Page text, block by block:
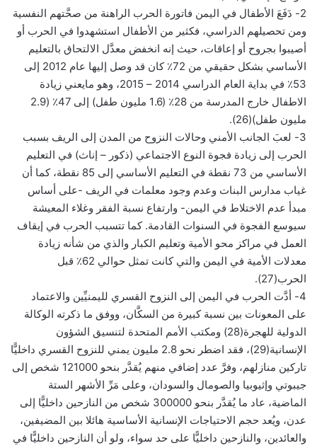
2- دَفَعَ الأطفال في اليمن فاتورة الحرب الراهنة من صحَّتهم النفسية
ومن تحصيلهم الدراسي، فكثير من الأطفال استشهدوا في الحرب أو
أصيبوا بجروح أو إعاقات، حيث إنه انخفض معدَّل الالتحاق بالتعليم
الأساسي بشكل حقيقي من 72٪ كان قد وصل إليها عام 2012 إلى
53٪ في بداية العام الدراسي 2014 – 2015، وهو مايعني زيادة
الاطفال خارج المدرسة من 28٪ (1.6 مليون طفل) إلى 47٪ (2.9
مليون طفل)(26).
3- لعبَ الجانب الأمني وحالات النزوح من المدن إلى الريف بسبب
الحرب إلى زيادة فجوة النوع الاجتماعي (ذكور – إناث) في التعليم
الأساسي من 73 نقطة في التعليم الأساسي إلى 85 نقطة، كما أن
غياب مدارس البنات وعدم وجود معلمات في الريف -على أساس
مبدأ عدم الاختلاط في اليمن- وارتفاع نسبة الفقر وغلاء المعيشة
سيوسع الفجوة في السنوات القادمة. كما تتسبب الحرب في إيقاف
العمل في مراكز محو الأمية وتعليم الكبار والذي من شأنه زيادة
معدلات الأمية في اليمن والتي كانت تمثل حوالي 62٪ قبل
الحرب(27).
4- أدَّت الحرب في اليمن إلى النزوح القسري لليمنيِّين والاعتماد
على المعونات بين نسبة كبيرة من السكَّان، ووفق ما ذكرته الوكالة
الدولية للهجرة(28) ومكتب الأمم المتحدة لتنسيق الشؤون
الإنسانية(29)، فقد اضطر نحو 2.8 مليون يمني للنزوح القسري داخليًّا
تاركين منازلهم، وفرَّ عدد إضافي منهم يُقدَّر بنحو 121000 شخص إلى
جيبوتي وإثيوبيا والصومال والسودان، وعلى مَرِّ الأشهر الستة
الماضية، عاد ما يُقدَّر بنحو 300000 شخص من النازحين داخليًّا إلى
عدن، ويُعد حجم الاحتياجات الإنسانية الأساسية هائلا بين المضيفين،
والعائدين، والنازحين داخليًّا على حد سواء، ولو أن النازحين داخليًّا في